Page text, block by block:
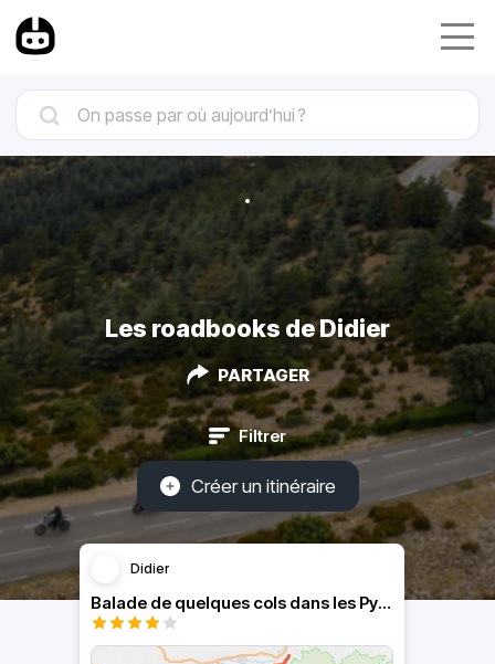
Les roadbooks de Didier
PARTAGER
Filtrer
Créer un itinéraire
Didier
Balade de quelques cols dans les Pyrénées